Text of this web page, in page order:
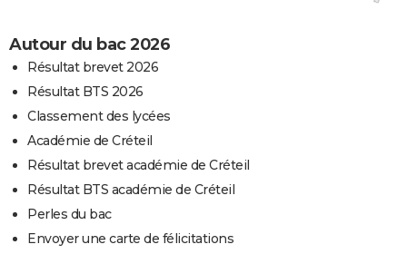
Autour du bac 2026
Résultat brevet 2026
Résultat BTS 2026
Classement des lycées
Académie de Créteil
Résultat brevet académie de Créteil
Résultat BTS académie de Créteil
Perles du bac
Envoyer une carte de félicitations